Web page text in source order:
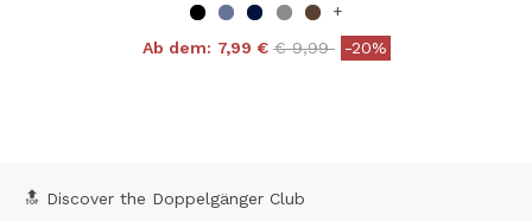
+
Ab dem: 7,99 € Price reduced from
€ 9,99to-20%
🔝 Discover the Doppelgänger Club